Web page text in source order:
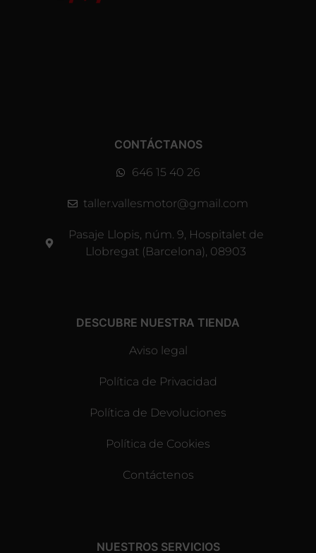
CONTÁCTANOS
646 15 40 26
taller.vallesmotor@gmail.com
Pasaje Llopis, núm. 9, Hospitalet de
Llobregat (Barcelona), 08903
DESCUBRE NUESTRA TIENDA
Aviso legal
Política de Privacidad
Política de Devoluciones
Política de Cookies
Contáctenos
NUESTROS SERVICIOS